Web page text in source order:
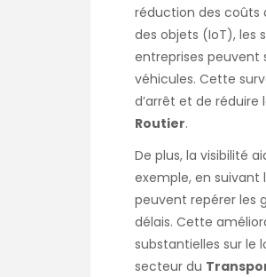
réduction des coûts
des objets (IoT), les
entreprises peuvent
véhicules. Cette
d’arrêt et de
Routier.
De plus, la visibilité
exemple, en
peuvent repérer les
délais. Cette
substantielles sur le
secteur du